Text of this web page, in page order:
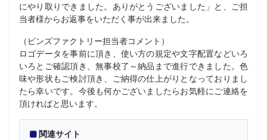
にやり取りできました。ありがとうございました」と、ご担
当者様からお返事をいただく事が出来ました。
（ピンズファクトリー担当者コメント）
ロゴデータを事前に頂き、使い方の規定や文字配置などいろ
いろとご確認頂き、無事校了～納品まで進行できました。色
味や形状もご検討頂き、ご納得の仕上がりとなっておりまし
たら幸いです。今後も何かございましたらお気軽にご連絡を
頂ければと思います。
関連サイト